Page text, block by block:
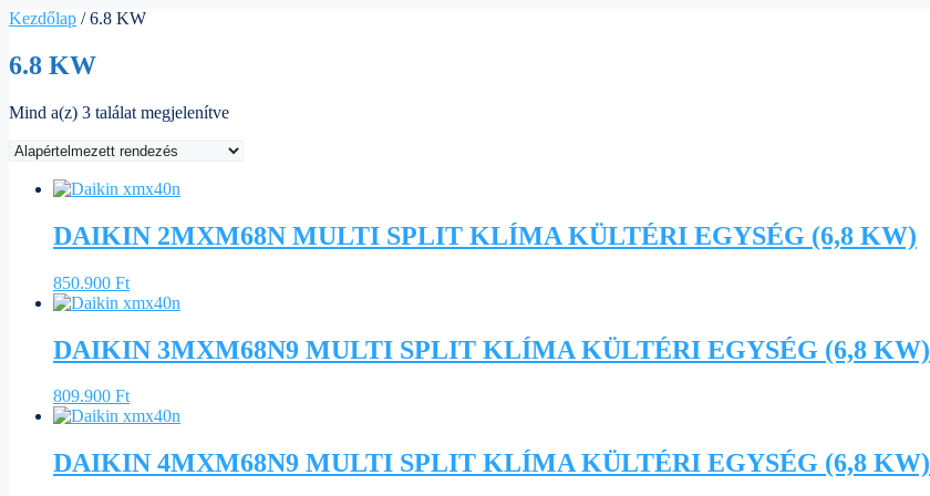
Kezdőlap / 6.8 KW
6.8 KW
Mind a(z) 3 találat megjelenítve
DAIKIN 2MXM68N MULTI SPLIT KLÍMA KÜLTÉRI EGYSÉG (6,8 KW)
850.900 Ft
DAIKIN 3MXM68N9 MULTI SPLIT KLÍMA KÜLTÉRI EGYSÉG (6,8 KW)
809.900 Ft
DAIKIN 4MXM68N9 MULTI SPLIT KLÍMA KÜLTÉRI EGYSÉG (6,8 KW)